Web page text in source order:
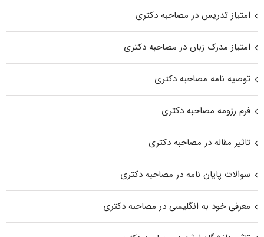
امتیاز تدریس در مصاحبه دکتری
امتیاز مدرک زبان در مصاحبه دکتری
توصیه نامه مصاحبه دکتری
فرم رزومه مصاحبه دکتری
تاثیر مقاله در مصاحبه دکتری
سوالات پایان نامه در مصاحبه دکتری
معرفی خود به انگلیسی در مصاحبه دکتری